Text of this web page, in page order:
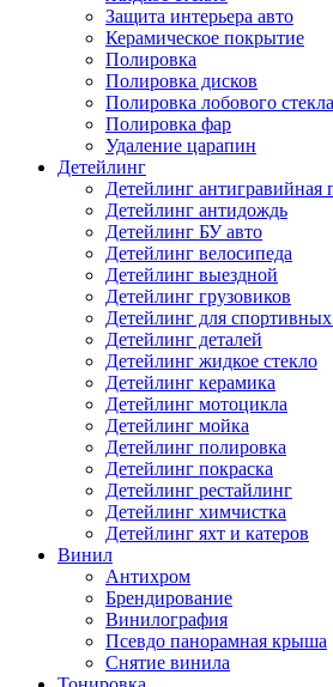
Защита интерьера авто
Керамическое покрытие
Полировка
Полировка дисков
Полировка лобового стекла
Полировка фар
Удаление царапин
Детейлинг
Детейлинг антигравийная
Детейлинг антидождь
Детейлинг БУ авто
Детейлинг велосипеда
Детейлинг выездной
Детейлинг грузовиков
Детейлинг для
Детейлинг деталей
Детейлинг жидкое стекло
Детейлинг керамика
Детейлинг мотоцикла
Детейлинг мойка
Детейлинг полировка
Детейлинг покраска
Детейлинг рестайлинг
Детейлинг химчистка
Детейлинг яхт и катеров
Винил
Антихром
Брендирование
Винилография
Псевдо панорамная крыша
Снятие винила